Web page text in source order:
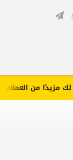
من العملاء